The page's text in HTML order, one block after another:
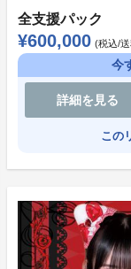
全支援パック
¥600,000 (税込/
今
詳細を見る
この